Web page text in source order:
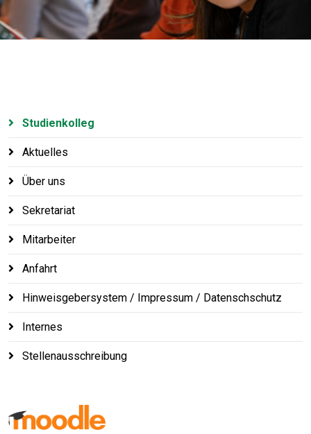
Studienkolleg
Aktuelles
Über uns
Sekretariat
Mitarbeiter
Anfahrt
Hinweisgebersystem / Impressum / Datenschschutz
Internes
Stellenausschreibung